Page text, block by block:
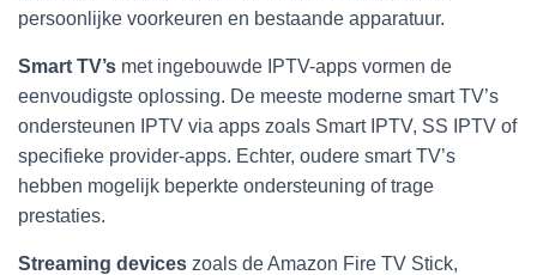
persoonlijke voorkeuren en bestaande apparatuur.
Smart TV’s met ingebouwde IPTV-apps vormen de
eenvoudigste oplossing. De meeste moderne smart TV’s
ondersteunen IPTV via apps zoals Smart IPTV, SS IPTV of
specifieke provider-apps. Echter, oudere smart TV’s
hebben mogelijk beperkte ondersteuning of trage
prestaties.
Streaming devices zoals de Amazon Fire TV Stick,